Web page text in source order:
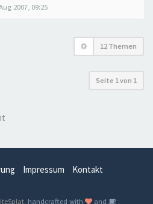
2007, 09:25
12 Themen
Seite 1von 1
Impressum Kontakt
, handcrafted with and